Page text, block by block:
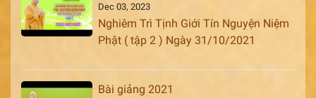
Dec 03, 2023
Nghiêm Trì Tịnh Giới Tín Nguyện Niệm
Phật ( tập 2 ) Ngày 31/10/2021
Bài giảng 2021